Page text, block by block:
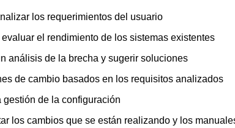
los requerimientos del usuario
el rendimiento de los sistemas existentes
análisis de la brecha y sugerir soluciones
de cambio basados en los requisitos analizados
gestión de la configuración
los cambios que se están realizando y los